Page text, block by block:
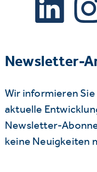
Newsletter-
Wir informieren
aktuelle
Newsletter-
keine Neuigkeiten